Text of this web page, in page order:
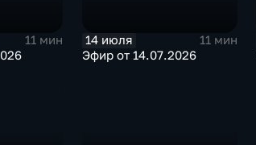
11 мин
14 июля
11 мин
Эфир от 14.07.2026